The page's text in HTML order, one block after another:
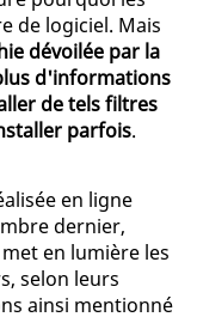
de logiciel. Mais
dévoilée par la
d'informations
de tels filtres
parfois.
en ligne
dernier,
met en lumière les
selon leurs
ainsi mentionné